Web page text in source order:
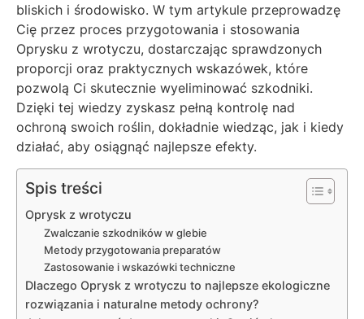
bliskich i środowisko. W tym artykule przeprowadzę
Cię przez proces przygotowania i stosowania
Oprysku z wrotyczu, dostarczając sprawdzonych
proporcji oraz praktycznych wskazówek, które
pozwolą Ci skutecznie wyeliminować szkodniki.
Dzięki tej wiedzy zyskasz pełną kontrolę nad
ochroną swoich roślin, dokładnie wiedząc, jak i kiedy
działać, aby osiągnąć najlepsze efekty.
Spis treści
Oprysk z wrotyczu
Zwalczanie szkodników w glebie
Metody przygotowania preparatów
Zastosowanie i wskazówki techniczne
Dlaczego Oprysk z wrotyczu to najlepsze ekologiczne
rozwiązania i naturalne metody ochrony?